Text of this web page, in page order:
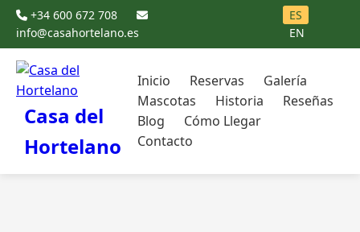
+34 600 672 708
info@casahortelano.es
ES
EN
Casa del
Hortelano
Inicio Reservas
Galería
Mascotas
Historia
Reseñas
Blog
Cómo Llegar
Contacto